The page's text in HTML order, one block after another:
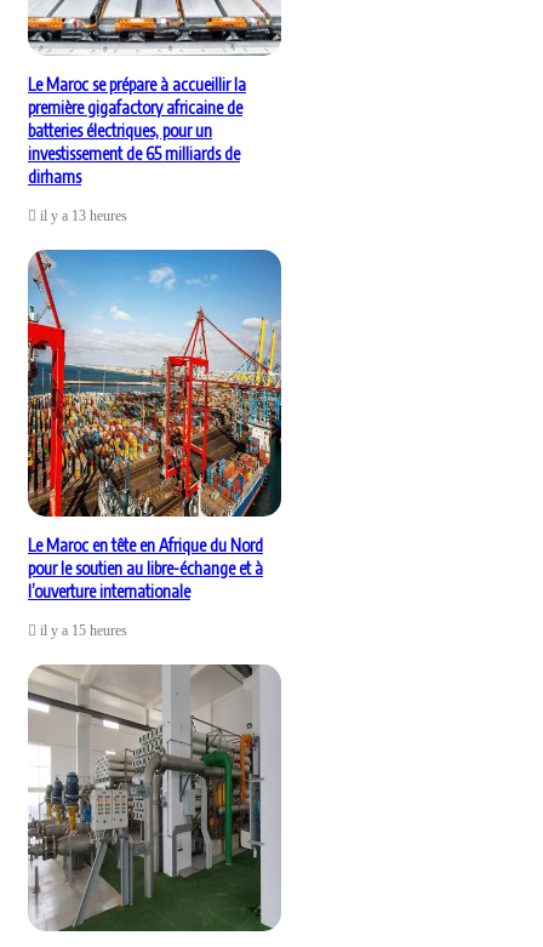
Le Maroc se prépare à accueillir la
première gigafactory africaine de
batteries électriques, pour un
investissement de 65 milliards de
dirhams
il y a 13 heures
Le Maroc en tête en Afrique du Nord
pour le soutien au libre-échange et à
l’ouverture internationale
il y a 15 heures